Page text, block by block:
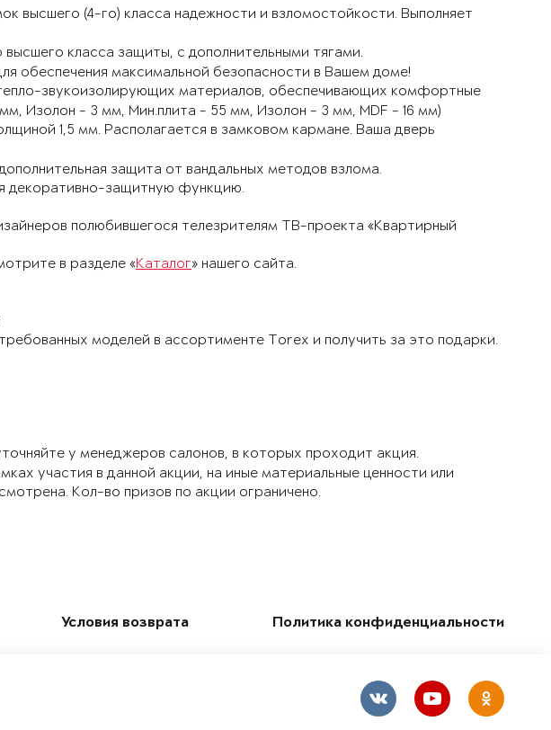
высшего (4-го) класса надежности и взломостойкости. Выполняет
класса защиты, с дополнительными тягами.
обеспечения максимальной безопасности в Вашем доме!⠀
звукоизолирующих материалов, обеспечивающих комфортные
Изолон - 3 мм, Мин.плита - 55 мм, Изолон - 3 мм, MDF - 16 мм)⠀
1,5 мм. Располагается в замковом кармане. Ваша дверь
защита от вандальных методов взлома.⠀
декоративно-защитную функцию.
полюбившегося телезрителям ТВ-проекта «Квартирный
в разделе «Каталог» нашего сайта.
моделей в ассортименте Torex и получить за это подарки.
у менеджеров салонов, в которых проходит акция.
участия в данной акции, на иные материальные ценности или
Кол-во призов по акции ограничено.
Условия возврата Политика конфиденциальности